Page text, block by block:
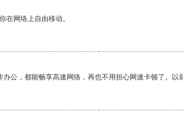
在网络上自由移动。
公，都能畅享高速网络，再也不用担心网速卡顿了。